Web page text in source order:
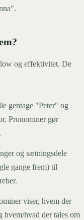
og effektivitet. De
gentage "Peter" og
Pronominer gør
og sætningsdele
gange frem) til
viser, hvem der
hvem/hvad der tales om